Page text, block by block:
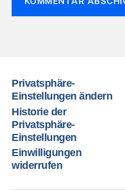
Privatsphäre-
Einstellungen ändern
Historie der
Privatsphäre-
Einstellungen
Einwilligungen
widerrufen